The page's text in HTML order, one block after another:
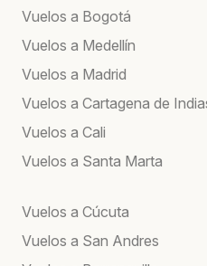
Vuelos a Bogotá
Vuelos a Medellín
Vuelos a Madrid
Vuelos a Cartagena de
Vuelos a Cali
Vuelos a Santa Marta
Vuelos a Cúcuta
Vuelos a San Andres